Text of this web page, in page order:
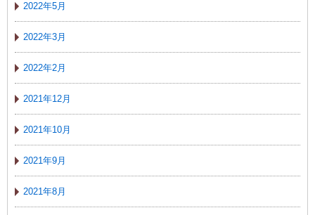
2022年5月
2022年3月
2022年2月
2021年12月
2021年10月
2021年9月
2021年8月